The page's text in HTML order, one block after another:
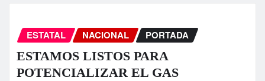
ESTATAL NACIONAL PORTADA
ESTAMOS LISTOS PARA
POTENCIALIZAR EL GAS